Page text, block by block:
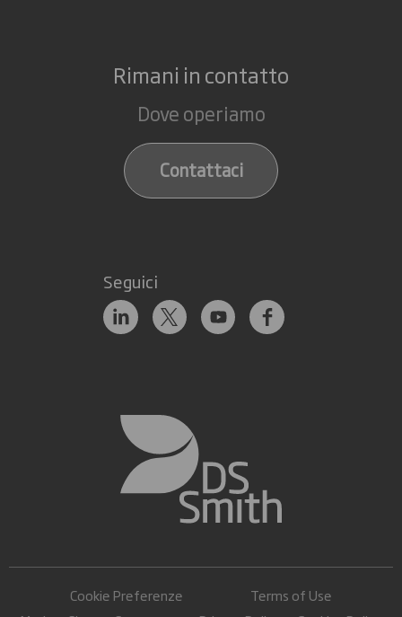
Rimani in contatto
Dove operiamo
Contattaci
Seguici
Cookie Preferenze
Terms of Use